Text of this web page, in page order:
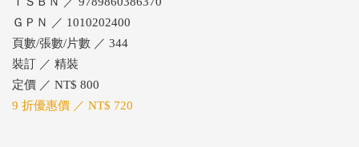
ＧＰＮ ／ 1010202400
頁數/張數/片數 ／ 344
裝訂 ／ 精裝
定價 ／ NT$ 800
9 折優惠價 ／ NT$ 720